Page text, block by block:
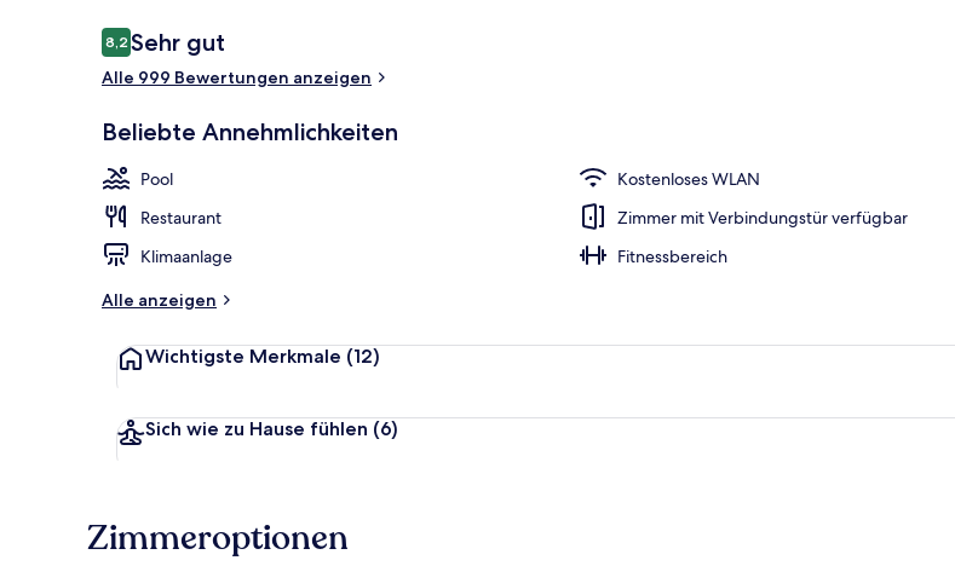
Bewertungen
8,28,2 von 10.
Sehr gut
Alle 999 Bewertungen anzeigen
Beliebte Annehmlichkeiten
Pool
Kostenloses WLAN
Restaurant
Zimmer mit Verbindungstür verfügbar
Klimaanlage
Fitnessbereich
Alle anzeigen
Wichtigste Merkmale (12)
Sich wie zu Hause fühlen (6)
Zimmeroptionen